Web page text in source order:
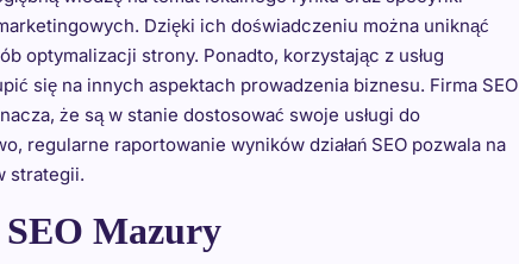
Dzięki ich doświadczeniu można uniknąć
optymalizacji strony. Ponadto, korzystając z usług
się na innych aspektach prowadzenia biznesu. Firma SEO
że są w stanie dostosować swoje usługi do
regularne raportowanie wyników działań SEO pozwala na
strategii.
Mazury